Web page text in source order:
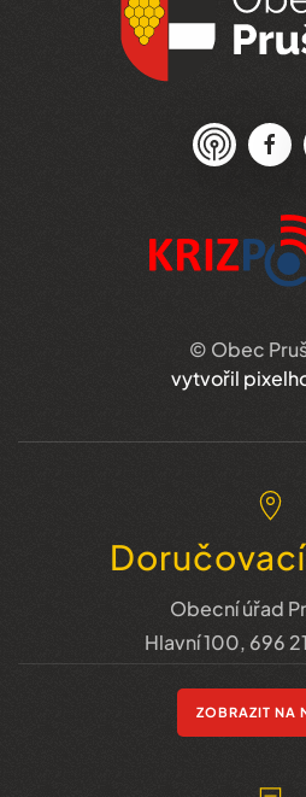
© Obec
vytvořil
Obecní úřad
Hlavní 100, 696
ZOBRAZIT NA